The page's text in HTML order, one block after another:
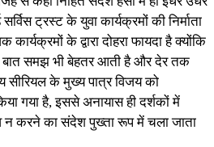
ट्रस्ट के युवा कार्यक्रमों की निर्माता
के द्वारा दोहरा फायदा है क्योंकि
बात समझ भी बेहतर आती है और देर तक
सीरियल के मुख्य पात्र विजय को
गया है, इससे अनायास ही दर्शकों में
न करने का संदेश पुख्ता रूप में चला जाता